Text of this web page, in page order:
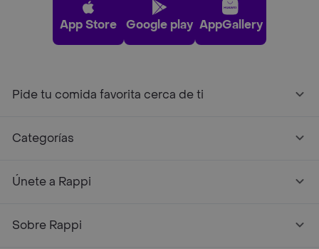
App Store Google play AppGallery
Pide tu comida favorita cerca de ti
Categorías
Únete a Rappi
Sobre Rappi